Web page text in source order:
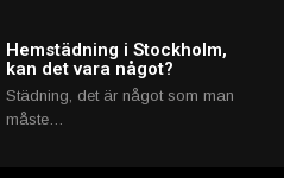
Hemstädning i Stockholm,
kan det vara något?
Städning, det är något som man
måste…